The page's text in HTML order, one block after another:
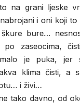
na grani ljeske
i oni koji
bure…
po zaseocima,
malo je puka, jer
klima čisti, a
i živi…
tako davno, od